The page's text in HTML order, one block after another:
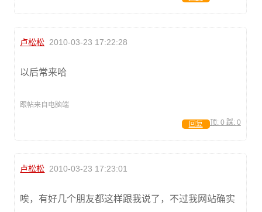
卢松松 2010-03-23 17:22:28
以后常来哈
跟帖来自电脑端
顶: 0 踩: 0
回复
卢松松 2010-03-23 17:23:01
唉，有好几个朋友都这样跟我说了，不过我网站确实